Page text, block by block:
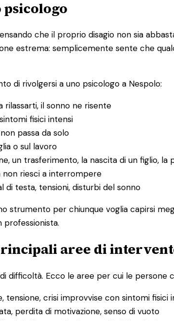
psicologo
che il proprio disagio non sia
estrema: semplicemente sente che
di rivolgersi a uno psicologo a Nespolo:
il sonno ne risente
fisici intensi
passa da solo
o sul lavoro
un trasferimento, la nascita di un figlio, la
riesci a interrompere
di testa, tensioni, disturbi del sonno
strumento per chiunque voglia capirsi
professionista.
aree di
difficoltà. Ecco le aree per cui le persone
tensione, crisi improvvise con sintomi fisici
perdita di motivazione, senso di vuoto